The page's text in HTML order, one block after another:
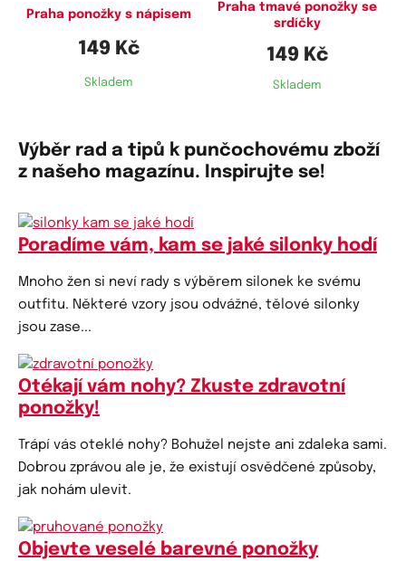
Praha ponožky s nápisem
149 Kč
Skladem
Praha tmavé ponožky se
srdíčky
149 Kč
Skladem
Výběr rad a tipů k punčochovému zboží
z našeho magazínu. Inspirujte se!
Poradíme vám, kam se jaké silonky hodí
Mnoho žen si neví rady s výběrem silonek ke svému
outfitu. Některé vzory jsou odvážné, tělové silonky
jsou zase...
Otékají vám nohy? Zkuste zdravotní
ponožky!
Trápí vás oteklé nohy? Bohužel nejste ani zdaleka sami.
Dobrou zprávou ale je, že existují osvědčené způsoby,
jak nohám ulevit.
Objevte veselé barevné ponožky